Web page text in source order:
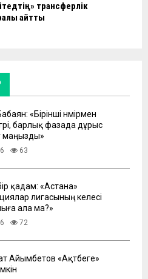
трансферлік
айтты
«Бірінші нөмірмен
барлық фазада дұрыс
маңызды»
63
қадам: «Астана»
лигасының келесі
ала ма?»
72
Айымбетов «Ақтөбеге»